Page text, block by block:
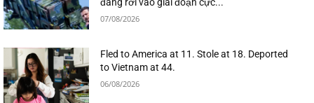
07/08/2026
Fled to America at 11. Stole at 18. Deported
to Vietnam at 44.
06/08/2026